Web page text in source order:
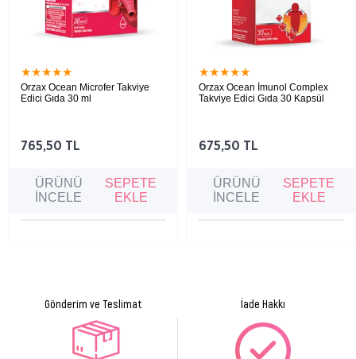
Adı
D3 Vitamini
25 µg (1000 IU)
%500
★★★★★
Orzax Ocean Microfer Takviye
Edici Gıda 30 ml
765,50 TL
ÜRÜNÜ
İNCELE
SEPETE
EKLE
★★★★★
Orzax Ocean İmunol Complex
Takviye Edici Gıda 30 Kapsül
675,50 TL
ÜRÜNÜ
İNCELE
SEPETE
EKLE
Gönderim ve Teslimat İade Hakkı